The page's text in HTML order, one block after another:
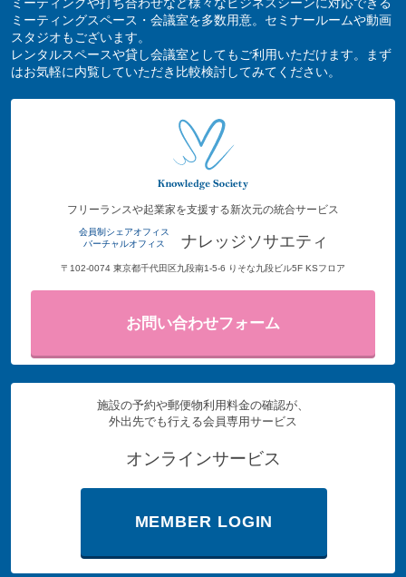
ミーティングスペース・会議室を多数用意。セミナールームや動画
スタジオもございます。
レンタルスペースや貸し会議室としてもご利用いただけます。まず
はお気軽に内覧していただき比較検討してみてください。
フリーランスや起業家を支援する新次元の統合サービス
会員制シェアオフィス
バーチャルオフィス
ナレッジソサエティ
〒102-0074 東京都千代田区九段南1-5-6 りそな九段ビル5F KSフロア
お問い合わせフォーム
施設の予約や郵便物利用料金の確認が、
外出先でも行える会員専用サービス
オンラインサービス
MEMBER LOGIN